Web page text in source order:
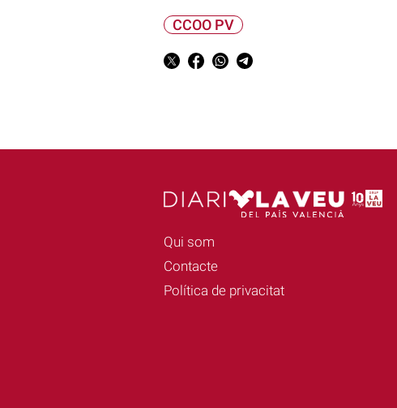
CCOO PV
Qui som
Contacte
Política de privacitat